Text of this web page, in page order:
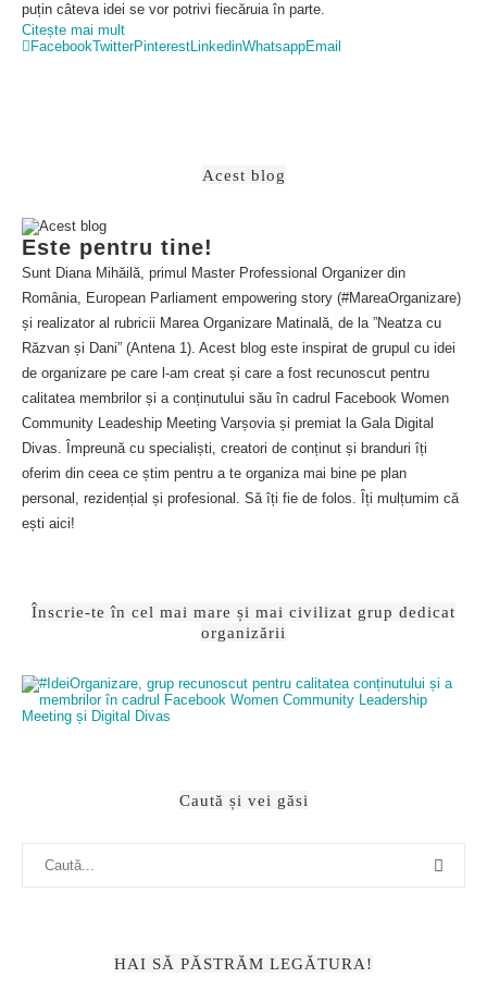
puțin câteva idei se vor potrivi fiecăruia în parte.
Citește mai mult
FacebookTwitterPinterestLinkedinWhatsappEmail
Acest blog
Este pentru tine!
Sunt Diana Mihăilă, primul Master Professional Organizer din
România, European Parliament empowering story (#MareaOrganizare)
și realizator al rubricii Marea Organizare Matinală, de la ”Neatza cu
Răzvan și Dani” (Antena 1). Acest blog este inspirat de grupul cu idei
de organizare pe care l-am creat și care a fost recunoscut pentru
calitatea membrilor și a conținutului său în cadrul Facebook Women
Community Leadeship Meeting Varșovia și premiat la Gala Digital
Divas. Împreună cu specialiști, creatori de conținut și branduri îți
oferim din ceea ce știm pentru a te organiza mai bine pe plan
personal, rezidențial și profesional. Să îți fie de folos. Îți mulțumim că
ești aici!
Înscrie-te în cel mai mare și mai civilizat grup dedicat
organizării
Caută și vei găsi
HAI SĂ PĂSTRĂM LEGĂTURA!